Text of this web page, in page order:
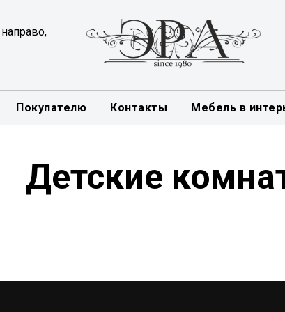
Покупателю Контакты Мебель в
Детские